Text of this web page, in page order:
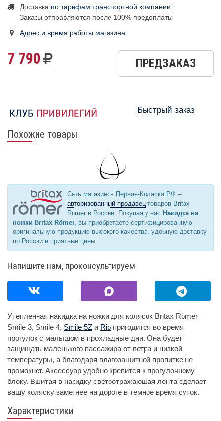
Доставка по тарифам транспортной компании
Заказы отправляются после 100% предоплаты
Адрес и время работы магазина
7 790 ПРЕДЗАКАЗ
Быстрый заказ
Похожие товары
Сеть магазинов Первая-Коляска.РФ –
авторизованный продавецтоваров Britax
Römer в России. Покупая у нас Накидка на
ножки Britax Römer, вы приобретаете сертифицированную
оригинальную продукцию высокого качества, удобную доставку
по России и приятные цены.
Напишите нам, проконсультируем
Утепленная накидка на ножки для колясок Britax Römer
Smile 3, Smile 4, Smile 5Z и Rio пригодится во время
прогулок с малышом в прохладные дни. Она будет
защищать маленького пассажира от ветра и низкой
температуры, а благодаря влагозащитной пропитке не
промокнет. Аксессуар удобно крепится к прогулочному
блоку. Вшитая в накидку светоотражающая лента сделает
вашу коляску заметнее на дороге в темное время суток.
Характеристики